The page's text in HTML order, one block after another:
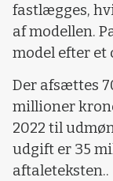
fastlægges,
af modellen.
model efter
Der afsættes
millioner
2022 til
udgift er 35
aftaleteksten..